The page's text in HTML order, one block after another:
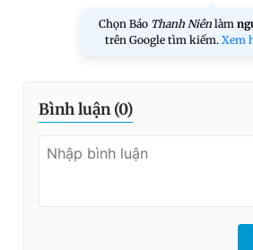
Chọn Báo Thanh Niên làm
trên Google tìm kiếm. Xem
Bình luận (0)